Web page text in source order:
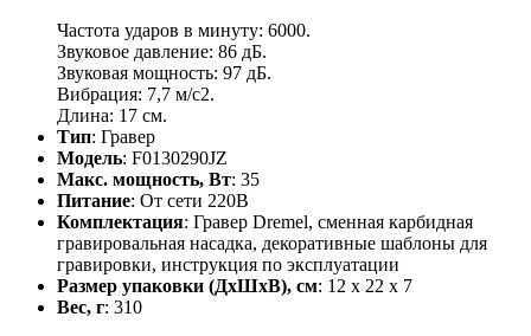
Частота ударов в минуту: 6000.
Звуковое давление: 86 дБ.
Звуковая мощность: 97 дБ.
Вибрация: 7,7 м/с2.
Длина: 17 см.
Тип: Гравер
Модель: F0130290JZ
Макс. мощность, Вт: 35
Питание: От сети 220В
Комплектация: Гравер Dremel, сменная карбидная
гравировальная насадка, декоративные шаблоны для
гравировки, инструкция по эксплуатации
Размер упаковки (ДхШхВ), см: 12 x 22 x 7
Вес, г: 310